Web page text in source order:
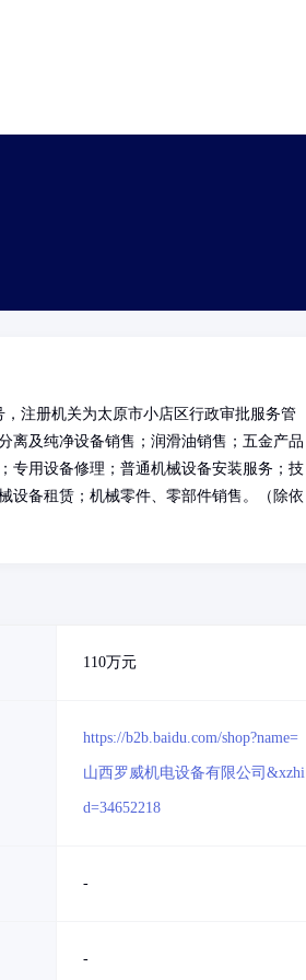
注册机关为太原市小店区行政审批服务管
离及纯净设备销售；润滑油销售；五金产品
专用设备修理；普通机械设备安装服务；技
设备租赁；机械零件、零部件销售。（除依
110万元
https://b2b.baidu.com/shop?name=
山西罗威机电设备有限公司&xzhi
d=34652218
-
-